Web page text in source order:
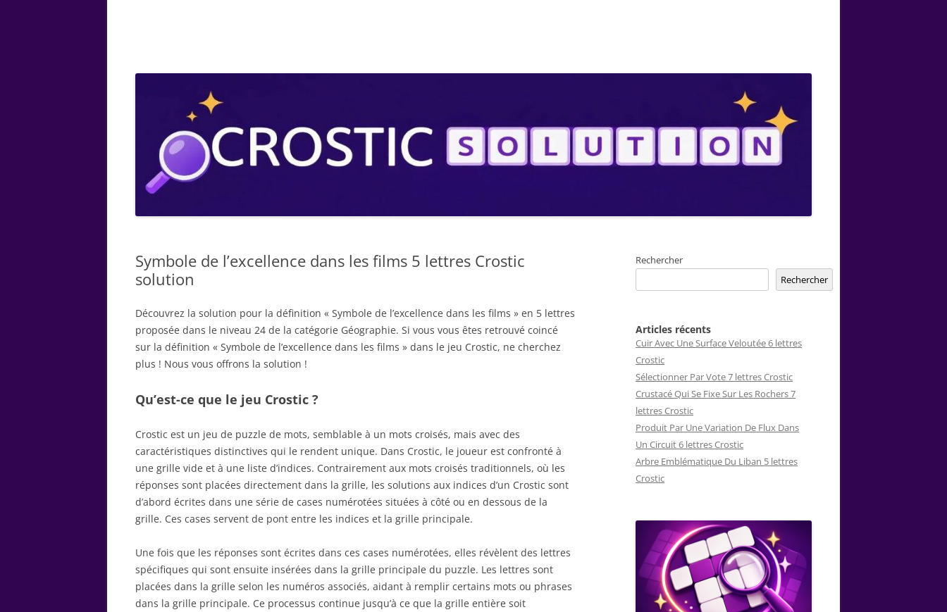
Symbole de l’excellence dans les films 5 lettres Crostic
solution
Découvrez la solution pour la définition « Symbole de l’excellence dans les films » en 5 lettres
proposée dans le niveau 24 de la catégorie Géographie. Si vous vous êtes retrouvé coincé
sur la définition « Symbole de l’excellence dans les films » dans le jeu Crostic, ne cherchez
plus ! Nous vous offrons la solution !
Qu’est-ce que le jeu Crostic ?
Crostic est un jeu de puzzle de mots, semblable à un mots croisés, mais avec des
caractéristiques distinctives qui le rendent unique. Dans Crostic, le joueur est confronté à
une grille vide et à une liste d’indices. Contrairement aux mots croisés traditionnels, où les
réponses sont placées directement dans la grille, les solutions aux indices d’un Crostic sont
d’abord écrites dans une série de cases numérotées situées à côté ou en dessous de la
grille. Ces cases servent de pont entre les indices et la grille principale.
Une fois que les réponses sont écrites dans ces cases numérotées, elles révèlent des lettres
spécifiques qui sont ensuite insérées dans la grille principale du puzzle. Les lettres sont
placées dans la grille selon les numéros associés, aidant à remplir certains mots ou phrases
dans la grille principale. Ce processus continue jusqu’à ce que la grille entière soit
Rechercher
Rechercher
Articles récents
Cuir Avec Une Surface Veloutée 6 lettres
Crostic
Sélectionner Par Vote 7 lettres Crostic
Crustacé Qui Se Fixe Sur Les Rochers 7
lettres Crostic
Produit Par Une Variation De Flux Dans
Un Circuit 6 lettres Crostic
Arbre Emblématique Du Liban 5 lettres
Crostic